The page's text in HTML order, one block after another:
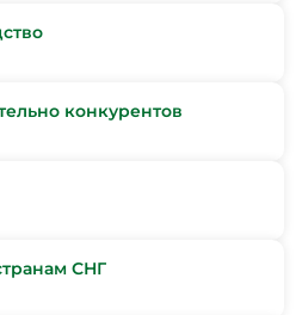
конкурентов
СНГ